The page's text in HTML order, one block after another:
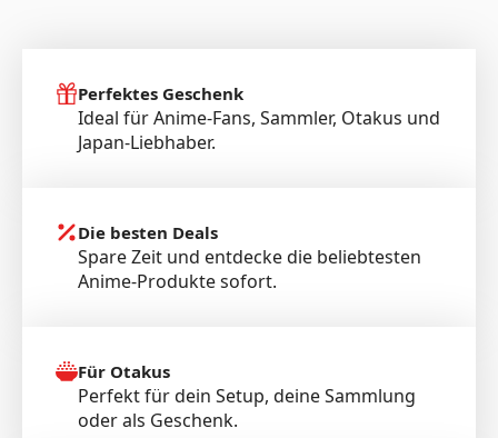
Perfektes Geschenk
Ideal für Anime-Fans, Sammler, Otakus und
Japan-Liebhaber.
Die besten Deals
Spare Zeit und entdecke die beliebtesten
Anime-Produkte sofort.
Für Otakus
Perfekt für dein Setup, deine Sammlung
oder als Geschenk.